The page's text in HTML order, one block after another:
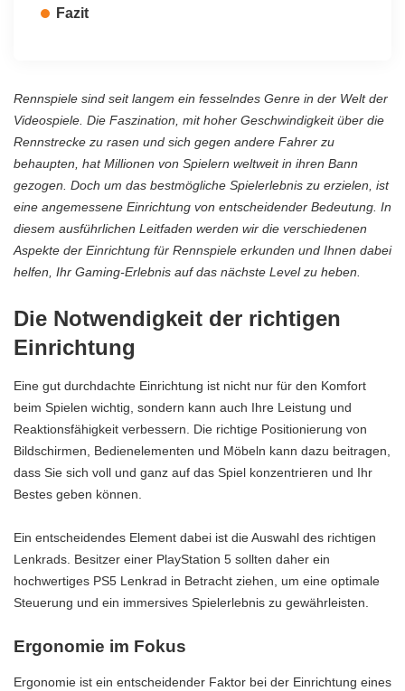
Fazit
Rennspiele sind seit langem ein fesselndes Genre in der Welt der
Videospiele. Die Faszination, mit hoher Geschwindigkeit über die
Rennstrecke zu rasen und sich gegen andere Fahrer zu
behaupten, hat Millionen von Spielern weltweit in ihren Bann
gezogen. Doch um das bestmögliche Spielerlebnis zu erzielen, ist
eine angemessene Einrichtung von entscheidender Bedeutung. In
diesem ausführlichen Leitfaden werden wir die verschiedenen
Aspekte der Einrichtung für Rennspiele erkunden und Ihnen dabei
helfen, Ihr Gaming-Erlebnis auf das nächste Level zu heben.
Die Notwendigkeit der richtigen
Einrichtung
Eine gut durchdachte Einrichtung ist nicht nur für den Komfort
beim Spielen wichtig, sondern kann auch Ihre Leistung und
Reaktionsfähigkeit verbessern. Die richtige Positionierung von
Bildschirmen, Bedienelementen und Möbeln kann dazu beitragen,
dass Sie sich voll und ganz auf das Spiel konzentrieren und Ihr
Bestes geben können.
Ein entscheidendes Element dabei ist die Auswahl des richtigen
Lenkrads. Besitzer einer PlayStation 5 sollten daher ein
hochwertiges PS5 Lenkrad in Betracht ziehen, um eine optimale
Steuerung und ein immersives Spielerlebnis zu gewährleisten.
Ergonomie im Fokus
Ergonomie ist ein entscheidender Faktor bei der Einrichtung eines